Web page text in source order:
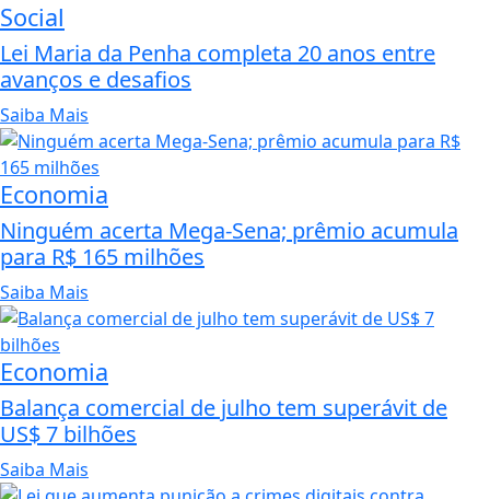
Social
Lei Maria da Penha completa 20 anos entre
avanços e desafios
Saiba Mais
Economia
Ninguém acerta Mega-Sena; prêmio acumula
para R$ 165 milhões
Saiba Mais
Economia
Balança comercial de julho tem superávit de
US$ 7 bilhões
Saiba Mais